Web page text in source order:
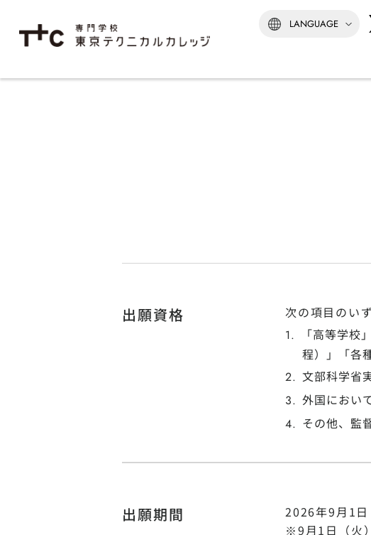
学科紹介TOP
出願資格
次の項目のい
「高等学
程）」「各
文部科学省
外国におい
その他、監
出願期間
2026年9月1日
※9月1日（火